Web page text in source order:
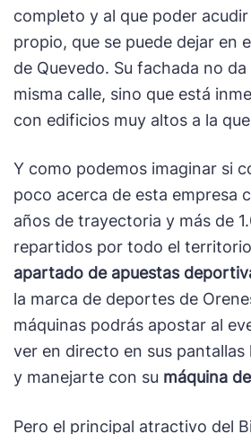
completo y al que poder
propio, que se puede dejar en
de Quevedo. Su fachada no da
misma calle, sino que está
con edificios muy altos a la
Y como podemos imaginar si
poco acerca de esta empresa
años de trayectoria y más de
repartidos por todo el
apartado de apuestas
la marca de deportes de
máquinas podrás apostar al
ver en directo en sus pantallas
y manejarte con su máquina
Pero el principal atractivo del